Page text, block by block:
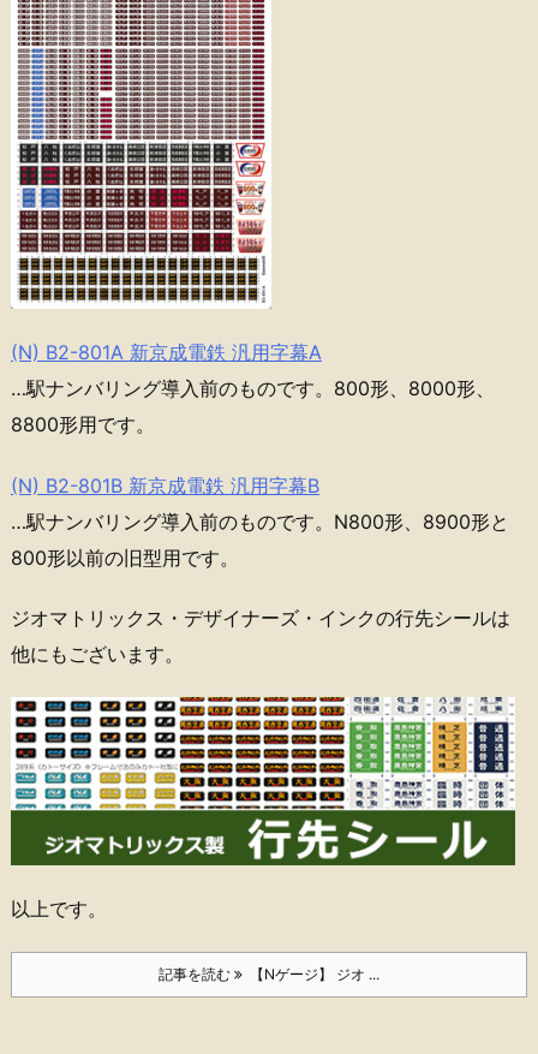
(N) B2-801A 新京成電鉄 汎用字幕A
…駅ナンバリング導入前のものです。800形、8000形、
8800形用です。
(N) B2-801B 新京成電鉄 汎用字幕B
…駅ナンバリング導入前のものです。N800形、8900形と
800形以前の旧型用です。
ジオマトリックス・デザイナーズ・インクの行先シールは
他にもございます。
以上です。
記事を読む 【Nゲージ】 ジオ ...